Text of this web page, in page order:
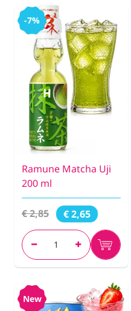
-7%
Ramune Matcha Uji
200 ml
€ 2,85 € 2,65
New